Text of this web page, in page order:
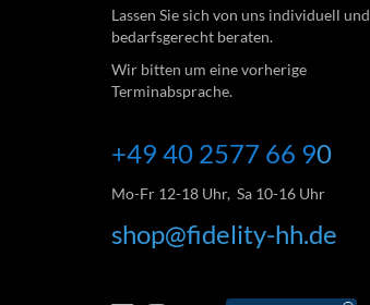
Lassen Sie sich von uns individuell und
bedarfsgerecht beraten.
Wir bitten um eine vorherige
Terminabsprache.
+49 40 2577 66 90
Mo-Fr 12-18 Uhr, Sa 10-16 Uhr
shop@fidelity-hh.de